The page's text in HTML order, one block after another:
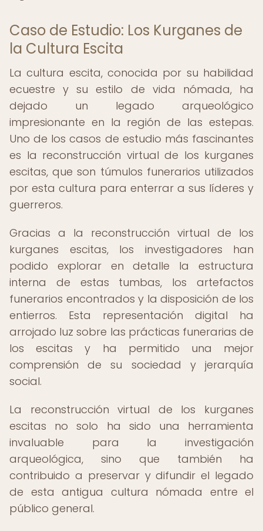
Caso de Estudio: Los Kurganes de
la Cultura Escita
La cultura escita, conocida por su habilidad
ecuestre y su estilo de vida nómada, ha
dejado un legado arqueológico
impresionante en la región de las estepas.
Uno de los casos de estudio más fascinantes
es la reconstrucción virtual de los kurganes
escitas, que son túmulos funerarios utilizados
por esta cultura para enterrar a sus líderes y
guerreros.
Gracias a la reconstrucción virtual de los
kurganes escitas, los investigadores han
podido explorar en detalle la estructura
interna de estas tumbas, los artefactos
funerarios encontrados y la disposición de los
entierros. Esta representación digital ha
arrojado luz sobre las prácticas funerarias de
los escitas y ha permitido una mejor
comprensión de su sociedad y jerarquía
social.
La reconstrucción virtual de los kurganes
escitas no solo ha sido una herramienta
invaluable para la investigación
arqueológica, sino que también ha
contribuido a preservar y difundir el legado
de esta antigua cultura nómada entre el
público general.